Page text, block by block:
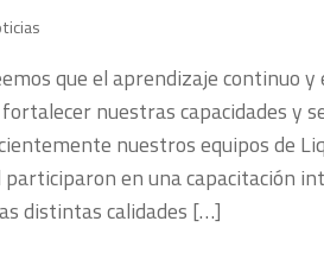
que el aprendizaje continuo
nuestras capacidades y
nuestros equipos de
participaron en una capacitación
distintas calidades […]